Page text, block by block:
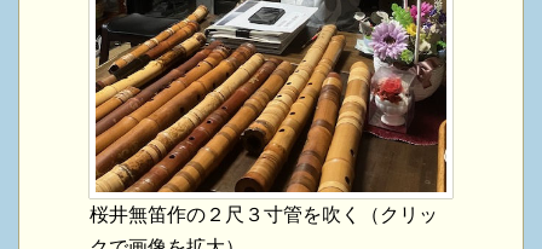
桜井無笛作の２尺３寸管を吹く（クリッ